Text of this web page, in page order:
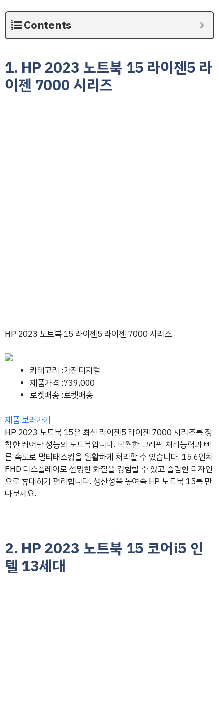
Contents
1. HP 2023 노트북 15 라이젠5 라
이젠 7000 시리즈
HP 2023 노트북 15 라이젠5 라이젠 7000 시리즈
카테고리 :가전디지털
제품가격 :739,000
로켓배송 :로켓배송
제품 보러가기
HP 2023 노트북 15은 최신 라이젠5 라이젠 7000 시리즈를 장
착한 뛰어난 성능의 노트북입니다. 탁월한 그래픽 처리능력과 빠
른 속도로 멀티태스킹을 원활하게 처리할 수 있습니다. 15.6인치
FHD 디스플레이로 선명한 화질을 경험할 수 있고 슬림한 디자인
으로 휴대하기 편리합니다. 생산성을 높여줄 HP 노트북 15를 만
나보세요.
2. HP 2023 노트북 15 코어i5 인
텔 13세대